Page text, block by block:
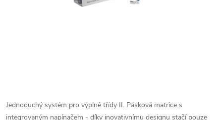
Jednoduchý systém pro výplně třídy II. Pásková matrice s
integrovaným napínačem - díky inovativnímu designu stačí pouze